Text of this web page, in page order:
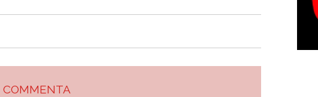
COMMENTA